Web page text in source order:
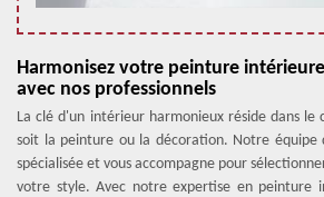
Harmonisez votre peinture
avec nos professionnels
La clé d'un intérieur harmonieux réside dans le
soit la peinture ou la décoration. Notre équipe
spécialisée et vous accompagne pour
votre style. Avec notre expertise en peinture